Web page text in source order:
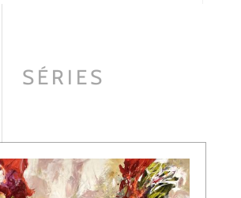
SÉRIES